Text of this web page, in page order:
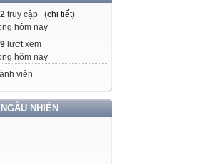
truy cập (chi tiết)
hôm nay
lượt xem
hôm nay
viên
NHIÊN